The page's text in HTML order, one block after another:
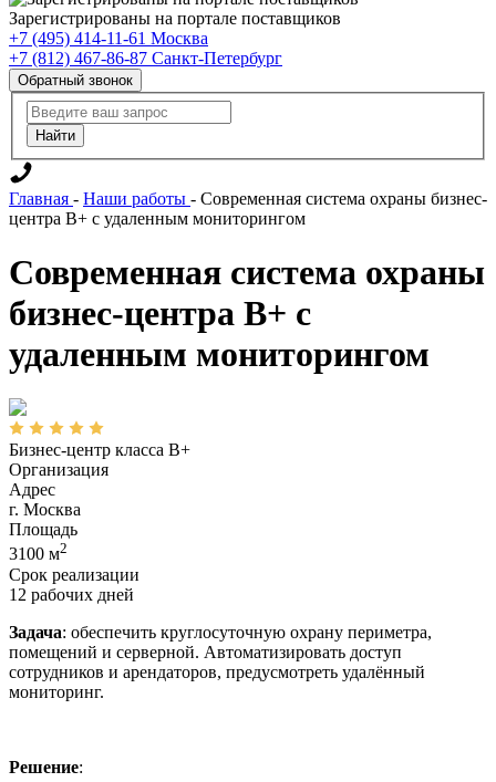
Зарегистрированы на портале поставщиков
+7 (495) 414-11-61 Москва
+7 (812) 467-86-87 Санкт-Петербург
Обратный звонок
Главная - Наши работы - Современная система охраны бизнес-
центра B+ с удаленным мониторингом
Современная система охраны
бизнес-центра B+ с
удаленным мониторингом
Бизнес-центр класса B+
Организация
Адрес
г. Москва
Площадь
3100 м2
Срок реализации
12 рабочих дней
Задача: обеспечить круглосуточную охрану периметра,
помещений и серверной. Автоматизировать доступ
сотрудников и арендаторов, предусмотреть удалённый
мониторинг.
Решение: